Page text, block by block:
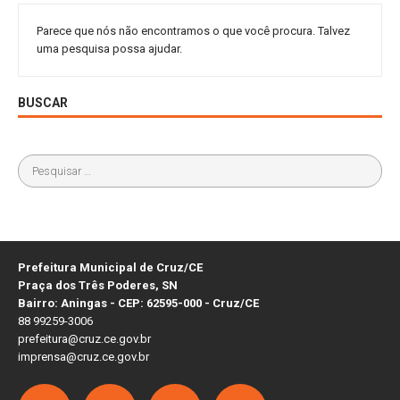
Parece que nós não encontramos o que você procura. Talvez
uma pesquisa possa ajudar.
BUSCAR
Prefeitura Municipal de Cruz/CE
Praça dos Três Poderes, SN
Bairro: Aningas - CEP: 62595-000 - Cruz/CE
88 99259-3006
prefeitura@cruz.ce.gov.br
imprensa@cruz.ce.gov.br